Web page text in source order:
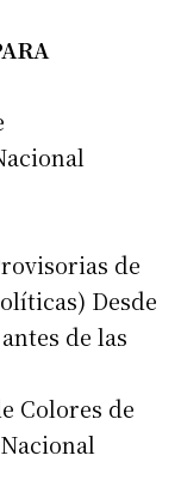
de
Desde
de las
Colores de